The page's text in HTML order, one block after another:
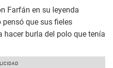
Farfán en su leyenda
que sus fieles
burla del polo que tenía